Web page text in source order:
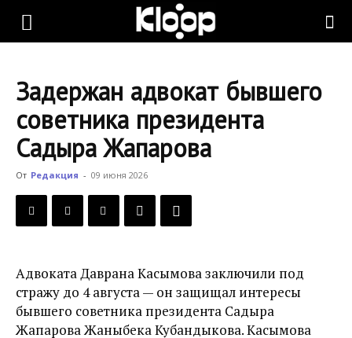
KLOOP.KG
Новости
Кыргызстана
Задержан адвокат бывшего
советника президента
Садыра Жапарова
От Редакция - 09 июня 2026
Адвоката Даврана Касымова заключили под
стражу до 4 августа — он защищал интересы
бывшего советника президента Садыра
Жапарова Жаныбека Кубандыкова. Касымова